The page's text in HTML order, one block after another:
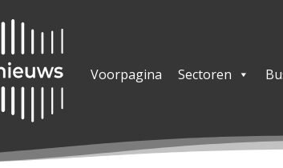
Voorpagina Sectoren